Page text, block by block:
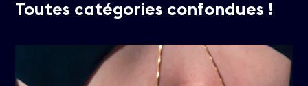
Toutes catégories confondues !